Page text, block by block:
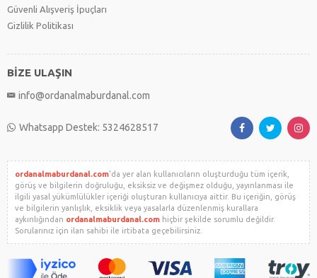
Güvenli Alışveriş İpuçları
Gizlilik Politikası
BİZE ULAŞIN
info@ordanalmaburdanal.com
Whatsapp Destek: 5324628517
ordanalmaburdanal.com'da yer alan kullanıcıların oluşturduğu tüm içerik,
görüş ve bilgilerin doğruluğu, eksiksiz ve değişmez olduğu, yayınlanması ile
ilgili yasal yükümlülükler içeriği oluşturan kullanıcıya aittir. Bu içeriğin, görüş
ve bilgilerin yanlışlık, eksiklik veya yasalarla düzenlenmiş kurallara
aykırılığından ordanalmaburdanal.com hiçbir şekilde sorumlu değildir.
Sorularınız için ilan sahibi ile irtibata geçebilirsiniz.